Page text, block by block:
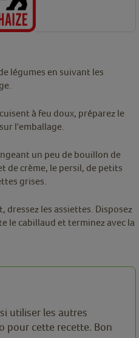
légumes en suivant les
à feu doux, préparez le
l'emballage.
un peu de bouillon de
de crème, le persil, de petits
grises.
dressez les assiettes. Disposez
le cabillaud et terminez avec la
utiliser les autres
pour cette recette. Bon